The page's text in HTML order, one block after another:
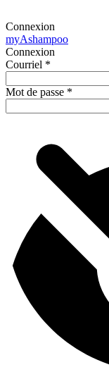
Connexion
myAshampoo
Connexion
Courriel *
Mot de passe *